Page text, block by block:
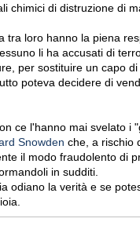
chimici di distruzione di
tra loro hanno la piena
li ha accusati di
per sostituire un capo
poteva decidere di
ce l'hanno mai svelato i
Snowden che, a rischio
il modo fraudolento di
in sudditi.
odiano la verità e se